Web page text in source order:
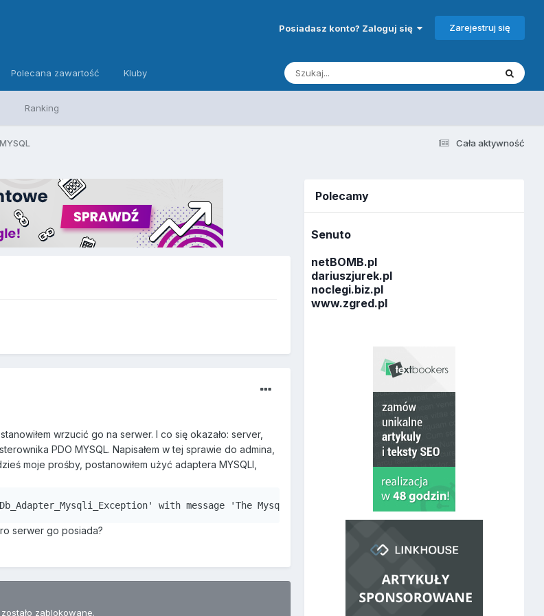
Posiadasz konto? Zaloguj się Zarejestruj się
Ranking
Polecana zawartość Kluby
Cała aktywność
wrzucić go na serwer. I co się okazało: server,
PDO MYSQL. Napisałem w tej sprawie do admina,
moje prośby, postanowiłem użyć adaptera MYSQLI,
with message 'The Mysqli extension is required for this adapter
serwer go posiada?
zablokowane.
Polecamy
Senuto
netBOMB.pl
dariuszjurek.pl
noclegi.biz.pl
www.zgred.pl